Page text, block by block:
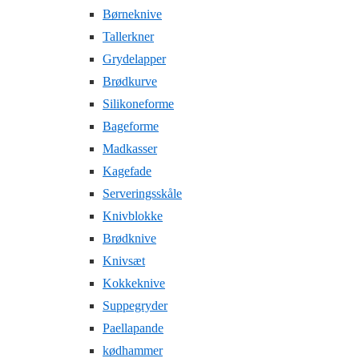
Børneknive
Tallerkner
Grydelapper
Brødkurve
Silikoneforme
Bageforme
Madkasser
Kagefade
Serveringsskåle
Knivblokke
Brødknive
Knivsæt
Kokkeknive
Suppegryder
Paellapande
kødhammer